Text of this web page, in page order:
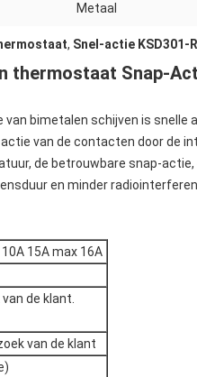
Metaal
, Snel-actie KSD301-
thermostaat Snap-
bimetalen schijven is snelle
van de contacten door de
de betrouwbare snap-actie,
en minder
15A max 16A
de klant.
van de klant